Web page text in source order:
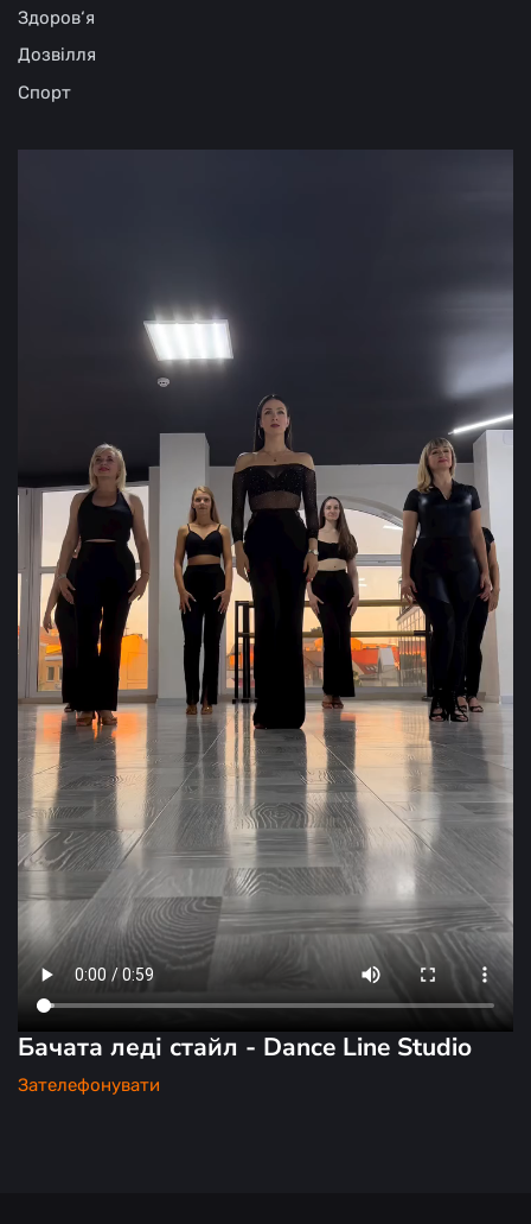
Здоров‘я
Дозвілля
Спорт
Бачата леді стайл - Dance Line Studio
Зателефонувати